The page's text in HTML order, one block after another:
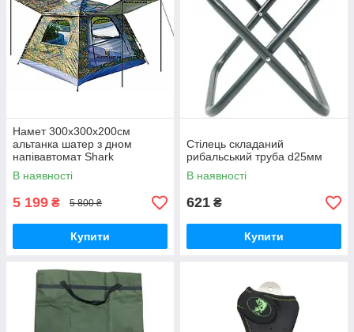
Намет 300x300x200см
альтанка шатер з дном
напівавтомат Shark
В наявності
5 199 ₴ 5 800 ₴
Купити
Стілець складаний
рибальський труба d25мм
В наявності
621 ₴
Купити